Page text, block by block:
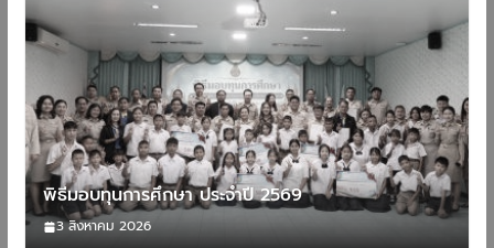
พิธีมอบทุนการศึกษา ประจำปี 2569
3 สิงหาคม 2026